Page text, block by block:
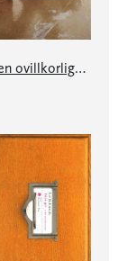
Den ovillkorliga kapitulationens museum